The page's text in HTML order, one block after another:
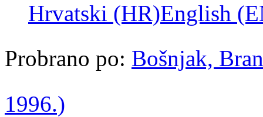
Hrvatski (HR)English
Probrano po: Bošnjak,
1996.)